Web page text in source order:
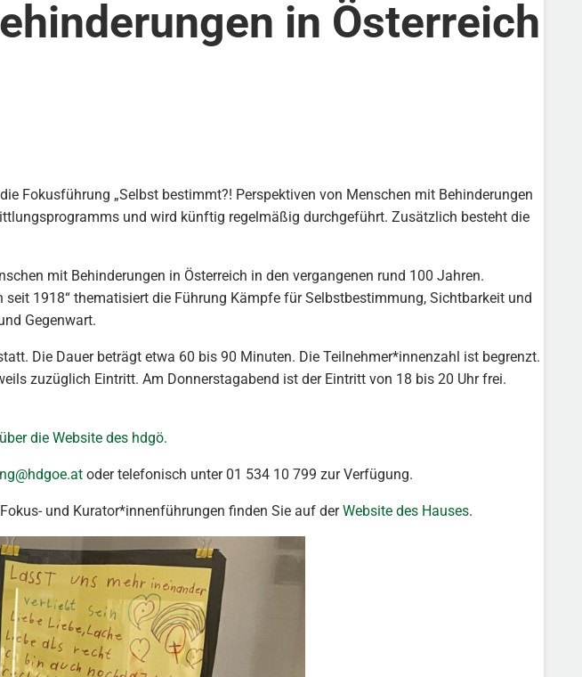
in Österreich
Fokusführung „Selbst bestimmt?! Perspektiven von Menschen mit Behinderungen
und wird künftig regelmäßig durchgeführt. Zusätzlich besteht die
mit Behinderungen in Österreich in den vergangenen rund 100 Jahren.
seit 1918“ thematisiert die Führung Kämpfe für Selbstbestimmung, Sichtbarkeit und
Gegenwart.
Die Dauer beträgt etwa 60 bis 90 Minuten. Die Teilnehmer*innenzahl ist begrenzt.
zuzüglich Eintritt. Am Donnerstagabend ist der Eintritt von 18 bis 20 Uhr frei.
die Website des hdgö.
oder telefonisch unter 01 534 10 799 zur Verfügung.
und Kurator*innenführungen finden Sie auf derWebsite des Hauses.